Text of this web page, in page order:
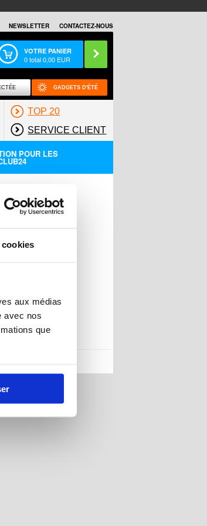
aux médias
avec nos
que
NEWSLETTER CONTACTEZ-NOUS
VOTRE PANIER
0total0,00 EUR
GADGETS D'ÉTÉ
TOP 20
SERVICE CLIENT
POUR LES